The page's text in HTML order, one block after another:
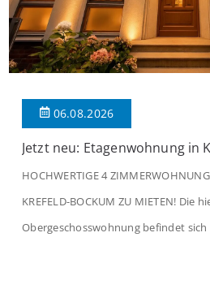
06.08.2026
Jetzt neu: Etagenwohnung in
HOCHWERTIGE 4
KREFELD-BOCKUM ZU MIETEN! Die
Obergeschosswohnung befindet